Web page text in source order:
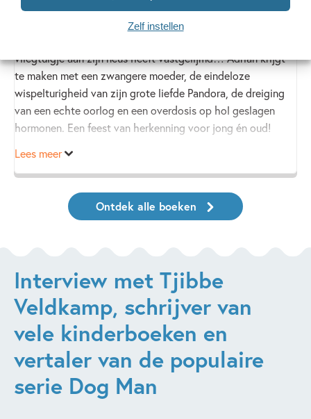
Zelf instellen
Adrian Mole is terug, en hij is nog altijd even chagrijnig! En
vliegtuigje aan zijn neus heeft vastgelijmd… Adrian krijgt
te maken met een zwangere moeder, de eindeloze
wispelturigheid van zijn grote liefde Pandora, de dreiging
van een echte oorlog en een overdosis op hol geslagen
hormonen. Een feest van herkenning voor jong én oud!
Lees meer
Ontdek alle boeken
Interview met Tjibbe
Veldkamp, schrijver van
vele kinderboeken en
vertaler van de populaire
serie Dog Man